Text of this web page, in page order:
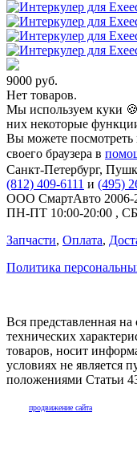
9000 руб.
Нет товаров.
Мы используем куки 🍪
них некоторые
Вы можете посмотреть
своего браузера в
Санкт-Петербург,
(812) 409-6111 и (495)
ООО СмартАвто 2006-
ПН-ПТ 10:00-20:00 , СБ
Запчасти, Оплата,
Политика
Вся представленная
технических
товаров, носит
условиях не является
положениями Статьи
продвижение сайта